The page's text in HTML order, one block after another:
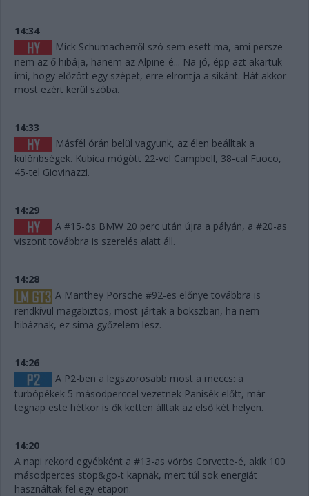
14:34
Mick Schumacherről szó sem esett ma, ami persze
nem az ő hibája, hanem az Alpine-é... Na jó, épp azt akartuk
írni, hogy előzött egy szépet, erre elrontja a sikánt. Hát akkor
most ezért kerül szóba.
14:33
Másfél órán belül vagyunk, az élen beálltak a
különbségek. Kubica mögött 22-vel Campbell, 38-cal Fuoco,
45-tel Giovinazzi.
14:29
A #15-ös BMW 20 perc után újra a pályán, a #20-as
viszont továbbra is szerelés alatt áll.
14:28
A Manthey Porsche #92-es előnye továbbra is
rendkívül magabiztos, most jártak a bokszban, ha nem
hibáznak, ez sima győzelem lesz.
14:26
A P2-ben a legszorosabb most a meccs: a
turbópékek 5 másodperccel vezetnek Panisék előtt, már
tegnap este hétkor is ők ketten álltak az első két helyen.
14:20
A napi rekord egyébként a #13-as vörös Corvette-é, akik 100
másodperces stop&go-t kapnak, mert túl sok energiát
használtak fel egy etapon.